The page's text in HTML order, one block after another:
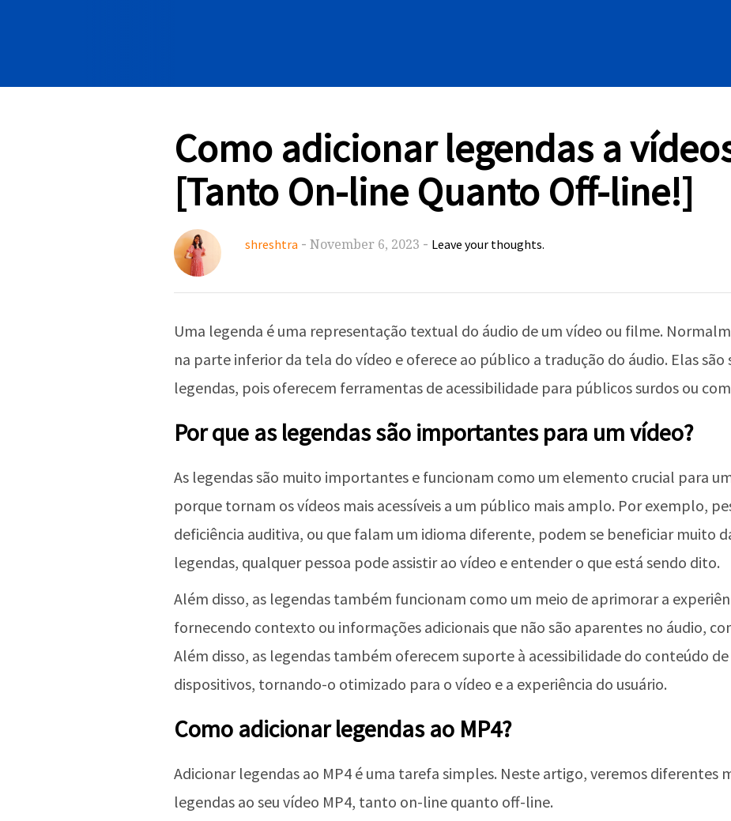
Como adicionar legendas a
[Tanto On-line Quanto Off-line!]
shreshtra - November 6, 2023 - Leave your thoughts.
Uma legenda é uma representação textual do áudio de um vídeo ou filme.
na parte inferior da tela do vídeo e oferece ao público a tradução do áudio. Elas são
legendas, pois oferecem ferramentas de acessibilidade para públicos surdos ou
Por que as legendas são importantes para um vídeo?
As legendas são muito importantes e funcionam como um elemento crucial para
porque tornam os vídeos mais acessíveis a um público mais amplo. Por exemplo,
deficiência auditiva, ou que falam um idioma diferente, podem se beneficiar muito
legendas, qualquer pessoa pode assistir ao vídeo e entender o que está sendo dito.
Além disso, as legendas também funcionam como um meio de aprimorar a
fornecendo contexto ou informações adicionais que não são aparentes no áudio,
Além disso, as legendas também oferecem suporte à acessibilidade do conteúdo
dispositivos, tornando-o otimizado para o vídeo e a experiência do usuário.
Como adicionar legendas ao MP4?
Adicionar legendas ao MP4 é uma tarefa simples. Neste artigo, veremos diferentes
legendas ao seu vídeo MP4, tanto on-line quanto off-line.